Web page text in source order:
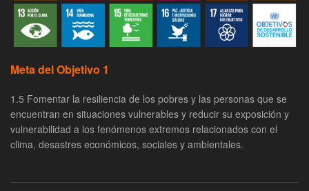
Meta del Objetivo 1
1.5 Fomentar la resiliencia de los pobres y las personas que se
encuentran en situaciones vulnerables y reducir su exposición y
vulnerabilidad a los fenómenos extremos relacionados con el
clima, desastres económicos, sociales y ambientales.